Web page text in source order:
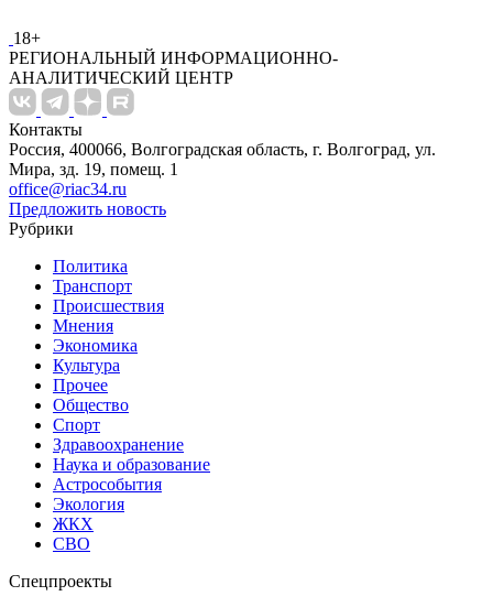
18+
РЕГИОНАЛЬНЫЙ ИНФОРМАЦИОННО-
АНАЛИТИЧЕСКИЙ ЦЕНТР
Контакты
Россия, 400066, Волгоградская область, г. Волгоград, ул.
Мира, зд. 19, помещ. 1
office@riac34.ru
Предложить новость
Рубрики
Политика
Транспорт
Происшествия
Мнения
Экономика
Культура
Прочее
Общество
Спорт
Здравоохранение
Наука и образование
Астрособытия
Экология
ЖКХ
СВО
Спецпроекты